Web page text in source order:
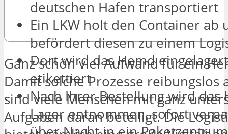
deutschen Hafen transportiert
Ein LKW holt den Container ab
befördert diesen zu einem
Dort wird das Hemd
etikettiert
Nach Ihrer Bestellung wird das
Lager entnommen, sofort
Ganz schön viel Aufwand für ein
Damit solche Prozesse reibungslos
sind viele Menschen mit ganz
Aufgaben daran beteiligt. Die